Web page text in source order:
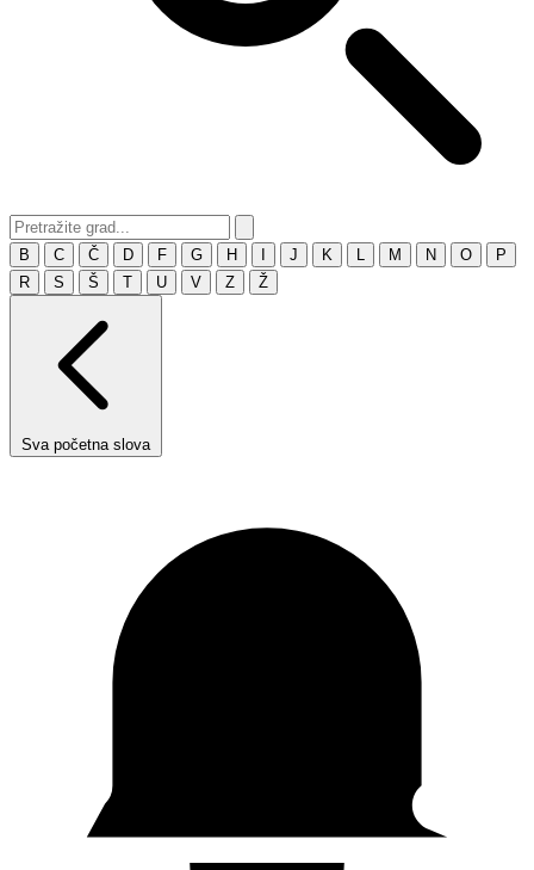
B C Č D F G H J K M N O
P
R
S Š T U V Z Ž
Sva početna slova